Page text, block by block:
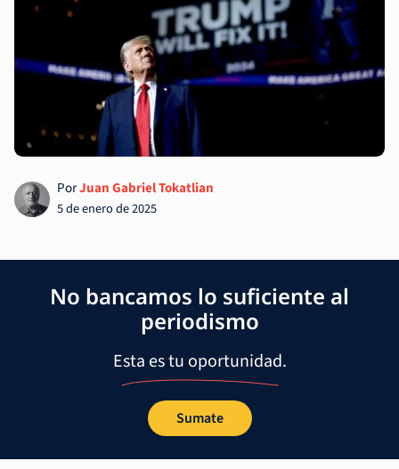
PorJuan Gabriel Tokatlian
5 de enero de 2025
No bancamos lo suficiente al
periodismo
Esta es tu oportunidad.
Sumate